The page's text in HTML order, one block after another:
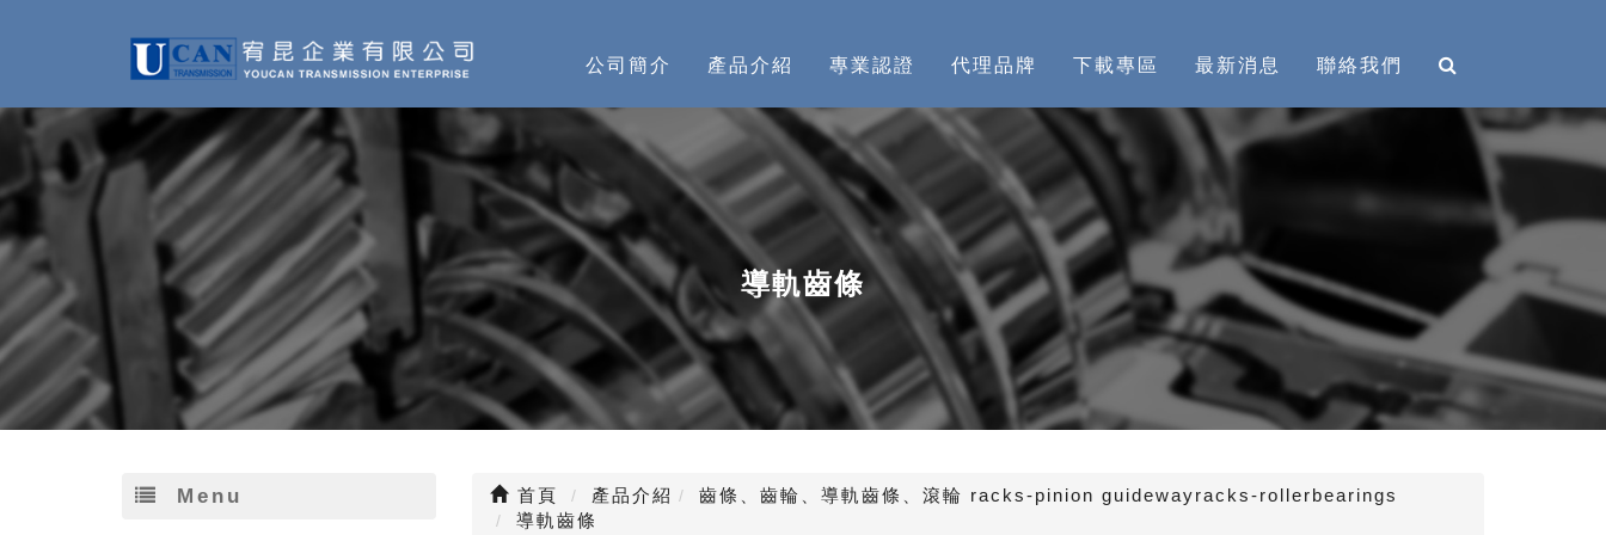
公司簡介 產品介紹 專業認證 代理品牌 下載專區 最新消息 聯絡我們
導軌齒條
Menu 首頁 產品介紹
齒條、齒輪、導軌齒條、滾輪 racks-pinion guidewayracks-rollerbearings
導軌齒條